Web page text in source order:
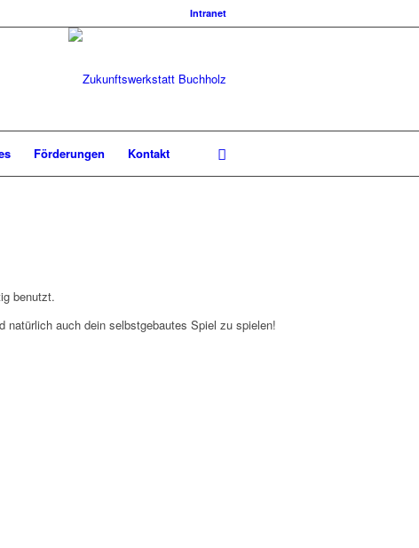
Intranet
Förderungen
Kontakt
benutzt.
natürlich auch dein selbstgebautes Spiel zu spielen!